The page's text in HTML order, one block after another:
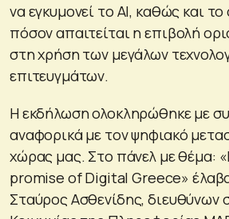
να εγκυμονεί το AI, καθώς και το
πόσον απαιτείται η επιβολή
στη χρήση των μεγάλων
επιτευγμάτων.
Η εκδήλωση ολοκληρώθηκε με
αναφορικά με τον ψηφιακό
χώρας μας. Στο πάνελ με θέμα:
promise of Digital Greece»
Σταύρος Ασθενίδης, διευθύνων